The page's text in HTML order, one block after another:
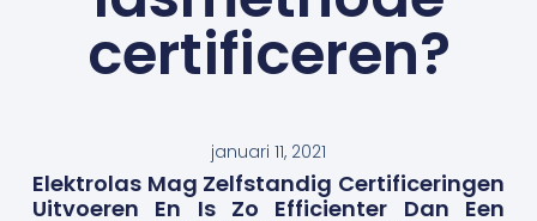
certificeren?
januari 11, 2021
Elektrolas Mag Zelfstandig Certificeringen
Uitvoeren En Is Zo Efficienter Dan Een